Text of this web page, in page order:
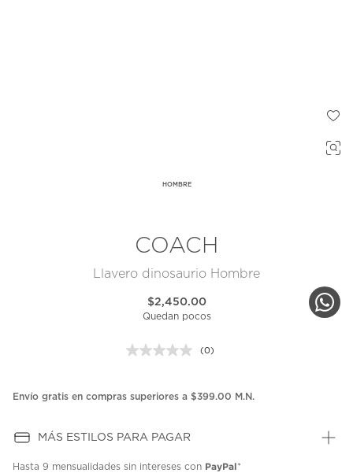
HOMBRE
COACH
Llavero dinosaurio Hombre
$2,450.00
Quedan pocos
Sin
en
(0)
Envío gratis en compras superiores a $399.00 M.N.
MÁS ESTILOS PARA PAGAR
Hasta 9 mensualidades sin intereses con PayPal*